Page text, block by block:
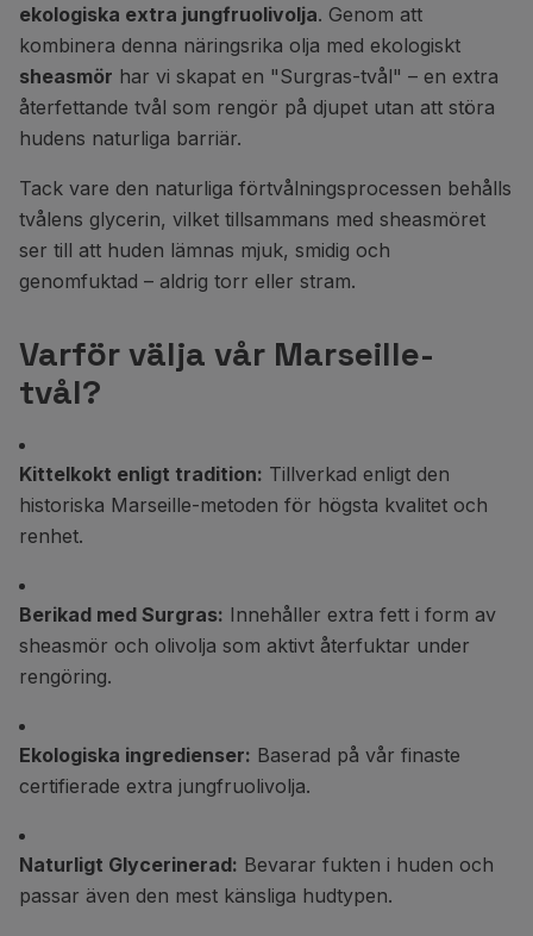
ekologiska extra jungfruolivolja. Genom att
kombinera denna näringsrika olja med ekologiskt
sheasmör har vi skapat en "Surgras-tvål" – en extra
återfettande tvål som rengör på djupet utan att störa
hudens naturliga barriär.
Tack vare den naturliga förtvålningsprocessen behålls
tvålens glycerin, vilket tillsammans med sheasmöret
ser till att huden lämnas mjuk, smidig och
genomfuktad – aldrig torr eller stram.
Varför välja vår Marseille-
tvål?
Kittelkokt enligt tradition: Tillverkad enligt den
historiska Marseille-metoden för högsta kvalitet och
renhet.
Berikad med Surgras: Innehåller extra fett i form av
sheasmör och olivolja som aktivt återfuktar under
rengöring.
Ekologiska ingredienser: Baserad på vår finaste
certifierade extra jungfruolivolja.
Naturligt Glycerinerad: Bevarar fukten i huden och
passar även den mest känsliga hudtypen.